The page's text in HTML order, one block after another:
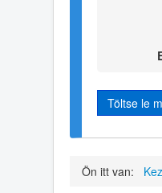
Töltse le
Ön itt van: